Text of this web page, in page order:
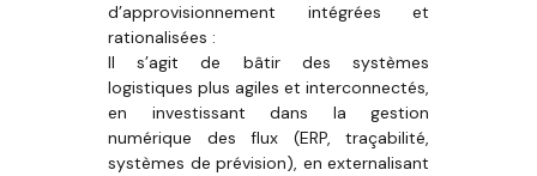
d’approvisionnement intégrées et
rationalisées :
Il s’agit de bâtir des systèmes
logistiques plus agiles et interconnectés,
en investissant dans la gestion
numérique des flux (ERP, traçabilité,
systèmes de prévision), en externalisant